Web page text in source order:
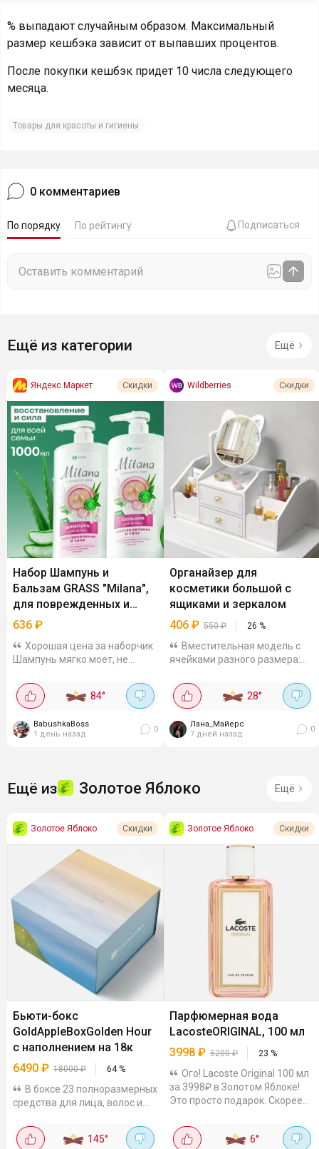
% выпадают случайным образом. Максимальный
размер кешбэка зависит от выпавших процентов.
После покупки кешбэк придет 10 числа следующего
месяца.
Товары для красоты и гигиены
0 комментариев
По порядку По рейтингу Подписаться
Ещё из категории Ещё
Яндекс Маркет Скидки
Набор Шампунь и
Бальзам GRASS "Milana",
для поврежденных и
сухих волос, 1000 мл
636 ₽
Хорошая цена за наборчик.
Шампунь мягко моет, не
разглаживает по всей длине.
В составе масло виноградных
84°
BabushkaBoss
1 день назад
0
Wildberries Скидки
Органайзер для
косметики большой с
ящиками и зеркалом
406 ₽ 550₽ 26 %
Вместительная модель с
ячейками разного размера:
предметов макияжа,
украшений, ватных дисков и
ящик и зеркало с...
28°
Лана_Майерс
7 дней назад
0
Ещё из Золотое Яблоко Ещё
Золотое Яблоко Скидки
Бьюти-бокс
GoldAppleBoxGolden Hour
с наполнением на 18к
6490 ₽ 18000₽ 64%
В боксе 23 полноразмерных
средства для лица, волос и
миниатюр и семплов. Уход за
лицомOrjena, Celimax, Ma:nyo,
145°
Золотое Яблоко Скидки
Парфюмерная вода
LacosteORIGINAL, 100 мл
3998 ₽ 5200₽ 23 %
Ого! Lacoste Original 100 мл
за 3998₽ в Золотом Яблоке!
Это просто подарок. Скорее
поднять в любой момент.
Вначале свежесть груши,
6°